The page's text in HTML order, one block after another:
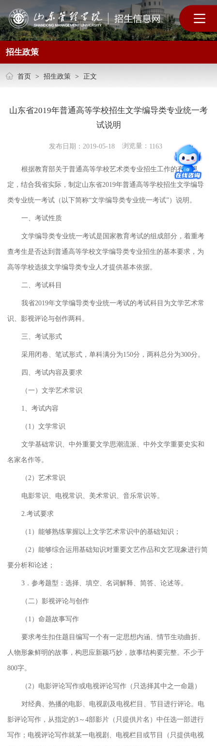
招生政策
首页 > 招生政策 > 正文
山东省2019年普通高等学校招生文学编导类专业统一考
试说明
发布日期：2019-05-18 浏览量： 1163
根据教育部关于普通高等学校艺术类专业招生工作的有关规
定，结合我省实际，制定山东省2019年普通高等学校招生文学编导
类专业统一考试（以下简称“文学编导类专业统一考试”）说明。
一、考试性质
文学编导类专业统一考试是国家教育考试的组成部分，着重考
查考生是否达到普通高等学校文学编导类专业招生的基本要求，为
高等学校选拔文学编导类专业人才提供基本依据。
二、考试科目
我省2019年文学编导类专业统一考试的考试科目为文学艺术常
识、影视评论与创作两科。
三、考试形式
采用闭卷、笔试形式，单科满分为150分，两科总分为300分。
四、考试内容及要求
（一）文学艺术常识
1、考试内容
（1）文学常识
文学基础常识、中外重要文学思潮流派、中外文学重要史实和
名家名作等。
（2）艺术常识
电影常识、电视常识、美术常识、音乐常识等。
2.考试要求
（1）能够熟练掌握以上文学艺术常识中的基础知识；
（2）能够综合运用基础知识对重要文艺作品和文艺现象进行简
要分析和论述；
3．参考题型：选择、填空、名词解释、简答、论述等。
（二）影视评论与创作
（1）命题故事写作
要求考生扣住题目编写一个有一定思想内涵、情节生动曲折、
人物形象鲜明的故事，构思应新颖巧妙，故事结构要完整。不少于
800字。
（2）电影评论写作或电视评论写作（只选择其中之一命题）
对经典、热播的电影、电视剧及电视栏目、节目进行评论。电
影评论写作，从指定的3～4部影片（只提供片名）中任选一部进行
写作；电视评论写作就某一电视剧、电视栏目或节目（只提供电视